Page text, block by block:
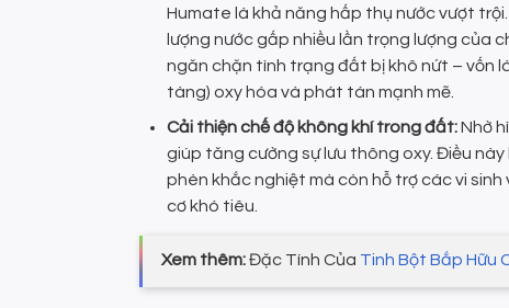
Humate là khả năng hấp thụ nước vượt
lượng nước gấp nhiều lần trọng lượng của
ngăn chặn tình trạng đất bị khô nứt – vốn
tàng) oxy hóa và phát tán mạnh mẽ.
Cải thiện chế độ không khí trong đất:Nhờ
giúp tăng cường sự lưu thông oxy. Điều
phèn khắc nghiệt mà còn hỗ trợ các vi
cơ khó tiêu.
Xem thêm:Đặc Tính Của Tinh Bột Bắp Hữu